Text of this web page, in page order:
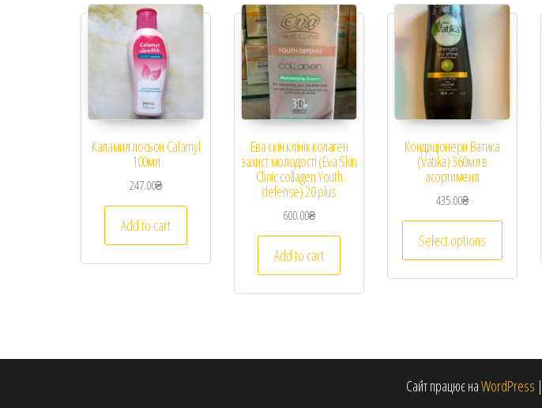
Каламил лосьон Calamyl
100мл
247.00₴
Add to cart
Ева скін клінік колаген
захист молодості (Eva Skin
Clinic collagen Youth
defense) 20 plus
600.00₴
Add to cart
Кондиціонери Ватика
(Vatika) 360мл в
асортименті
435.00₴
Select options
Сайт працює наWordPress |